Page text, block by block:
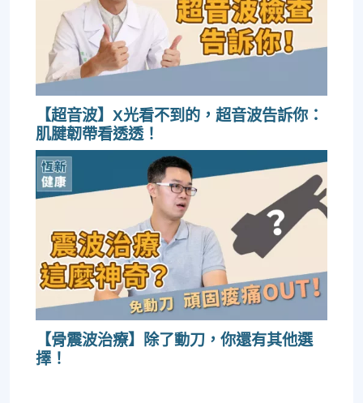
【超音波】X光看不到的，超音波告訴你：
肌腱韌帶看透透！
【骨震波治療】除了動刀，你還有其他選
擇！